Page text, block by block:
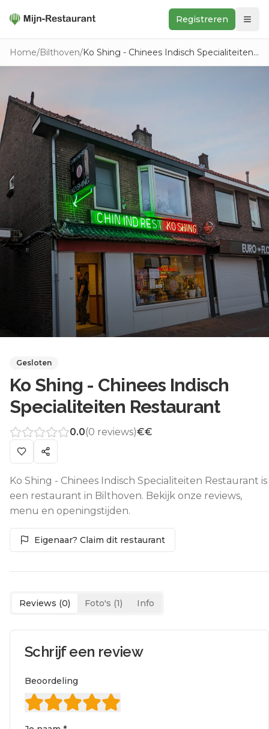
Registreren
Zoeken
Ontdek
Keukens
Foodwall
Reviews
Home/Bilthoven/ Ko Shing - Chinees Indisch Specialiteiten Restaurant
Gesloten
Ko Shing - Chinees Indisch
Specialiteiten Restaurant
0.0(0 reviews)€€
Ko Shing - Chinees Indisch Specialiteiten Restaurant is
een restaurant in Bilthoven. Bekijk onze reviews,
menu en openingstijden.
Eigenaar? Claim dit restaurant
Reviews (0) Foto's (1) Info
Schrijf een review
Beoordeling